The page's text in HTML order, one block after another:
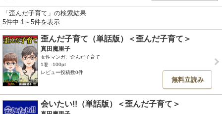
「歪んだ子育て」の検索結果
5件中 1～5件を表示
歪んだ子育て（単話版）＜歪んだ子育て＞
真田魔里子
女性マンガ、歪んだ子育て
1巻
100pt
レビュー投稿数0件
無料立読み
会いたい!!（単話版）＜歪んだ子育て＞